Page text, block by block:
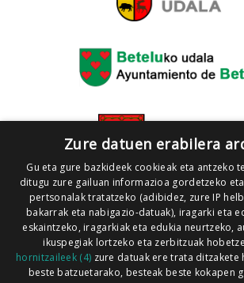
Zure datuen erabilera
Gu eta gure bazkideek cookieak eta antzeko
ditugu zure gailuan informazioa gordetzeko
pertsonalak tratatzeko (adibidez, zure IP
bakarrak eta nabigazio-datuak), iragarki eta
eskaintzeko, iragarkiak eta edukia neurtzeko,
ikuspegiak lortzeko eta zerbitzuak
hornitzaileek (4) zure datuak ere trata ditzakete
beste batzuetarako, besteak beste kokapen